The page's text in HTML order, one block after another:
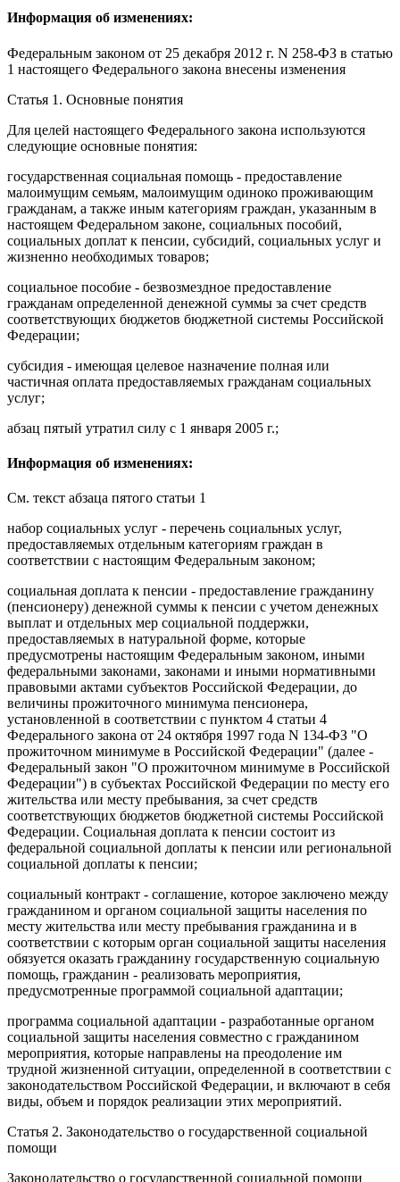
Информация об изменениях:
Федеральным законом от 25 декабря 2012 г. N 258-ФЗ в статью
1 настоящего Федерального закона внесены изменения
Статья 1. Основные понятия
Для целей настоящего Федерального закона используются
следующие основные понятия:
государственная социальная помощь - предоставление
малоимущим семьям, малоимущим одиноко проживающим
гражданам, а также иным категориям граждан, указанным в
настоящем Федеральном законе, социальных пособий,
социальных доплат к пенсии, субсидий, социальных услуг и
жизненно необходимых товаров;
социальное пособие - безвозмездное предоставление
гражданам определенной денежной суммы за счет средств
соответствующих бюджетов бюджетной системы Российской
Федерации;
субсидия - имеющая целевое назначение полная или
частичная оплата предоставляемых гражданам социальных
услуг;
абзац пятый утратил силу с 1 января 2005 г.;
Информация об изменениях:
См. текст абзаца пятого статьи 1
набор социальных услуг - перечень социальных услуг,
предоставляемых отдельным категориям граждан в
соответствии с настоящим Федеральным законом;
социальная доплата к пенсии - предоставление гражданину
(пенсионеру) денежной суммы к пенсии с учетом денежных
выплат и отдельных мер социальной поддержки,
предоставляемых в натуральной форме, которые
предусмотрены настоящим Федеральным законом, иными
федеральными законами, законами и иными нормативными
правовыми актами субъектов Российской Федерации, до
величины прожиточного минимума пенсионера,
установленной в соответствии с пунктом 4 статьи 4
Федерального закона от 24 октября 1997 года N 134-ФЗ "О
прожиточном минимуме в Российской Федерации" (далее -
Федеральный закон "О прожиточном минимуме в Российской
Федерации") в субъектах Российской Федерации по месту его
жительства или месту пребывания, за счет средств
соответствующих бюджетов бюджетной системы Российской
Федерации. Социальная доплата к пенсии состоит из
федеральной социальной доплаты к пенсии или региональной
социальной доплаты к пенсии;
социальный контракт - соглашение, которое заключено между
гражданином и органом социальной защиты населения по
месту жительства или месту пребывания гражданина и в
соответствии с которым орган социальной защиты населения
обязуется оказать гражданину государственную социальную
помощь, гражданин - реализовать мероприятия,
предусмотренные программой социальной адаптации;
программа социальной адаптации - разработанные органом
социальной защиты населения совместно с гражданином
мероприятия, которые направлены на преодоление им
трудной жизненной ситуации, определенной в соответствии с
законодательством Российской Федерации, и включают в себя
виды, объем и порядок реализации этих мероприятий.
Статья 2. Законодательство о государственной социальной
помощи
Законодательство о государственной социальной помощи